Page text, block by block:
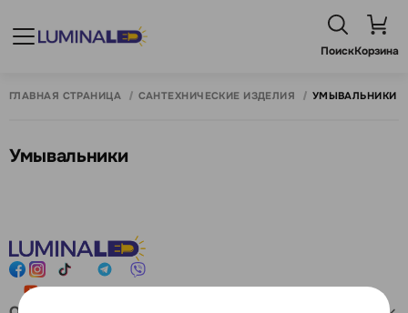
ПоискКорзина
ГЛАВНАЯ СТРАНИЦА САНТЕХНИЧЕСКИЕ ИЗДЕЛИЯ УМЫВАЛЬНИКИ
Умывальники